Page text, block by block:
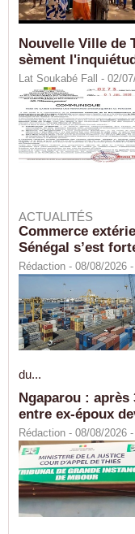
Nouvelle Ville de
sèment
Lat Soukabé Fall - 02/
ACTUALITÉS
Commerce
Sénégal s’est
Rédaction - 08/08/2026 -
du...
Ngaparou :
entre ex-époux
Rédaction - 08/08/2026 -